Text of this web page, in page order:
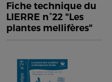
Fiche technique du
LIERRE n°22 "Les
plantes mellifères"